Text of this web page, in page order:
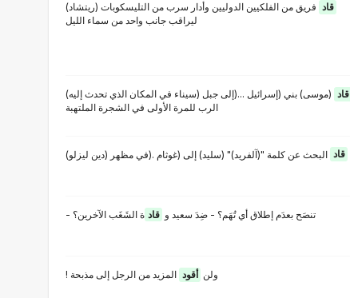
(ريتشاد) قاد فريق من الفلكيين الدوليين وأدار سرب من التليسكوبات
ليراقب جانب واحد من سماء الليل
( قاد (موسى) بني (إسرائيل ...(إلى جبل (سيناء في المكان الذي تحدث إليه
الرب للمرة الأولى في الشجرة الملتهبة
( قاد البحث عن كلمة "(آلفريد)" (سليد) إلى (غوثام .(في مظهر (دين ليزلو
- تنصَح بعدَم إطلاق أي تُهَم؟ - ضِدَ سعيد و قاد َة الشَغَب الآخرين؟
! ولن أقود المزيد من الرجل إلى مذبحة